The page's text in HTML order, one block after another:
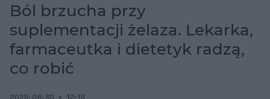
Lekarka, farmaceutka i dietetyk radzą, co robić
Ból brzucha przy
suplementacji żelaza. Lekarka,
farmaceutka i dietetyk radzą,
co robić